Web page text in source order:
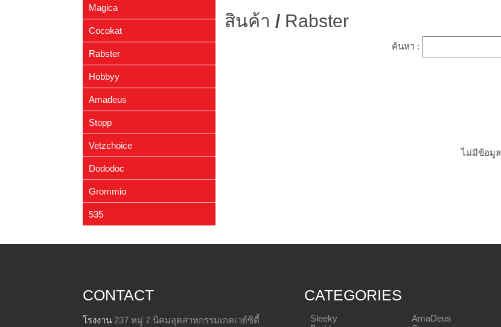
- อาหารถาดและซอส(2)
- กำจัดเห็บ-หมัด
- อาหารแทนนม-นมอัดเม็ด
- วิตามิน-แคลเซียม
- กระดูกหนังวัว-ขัดฟัน(0)
- สายจูง-ปลอกคอ-รัดอก(2)
- โซ่กระตุก-สร้อยคอ-โซ่ล่าม
- ตะกร้อครอบปาก
- หวี แปรงผม และ คีมตัดเล็บ
- ชามอาหาร(4)
- เสื้อผ้า(0)
- สุนัข(7)
Magica
Cocokat
- ขนมแมว
- อาหารแทนนม(1)
เล็บ(2)
Rabster
Hobbyy
Amadeus
Stopp
Vetzchoice
Dododoc
Grommio
535
สินค้า / Rabster
ค้นหา :
ไม่มีข้อมูล
CONTACT
โรงงาน 237 หมู่ 7 นิคมอุตสาหกรรมเกตเวย์ซิตี้
CATEGORIES
Sleeky
AmaDeus